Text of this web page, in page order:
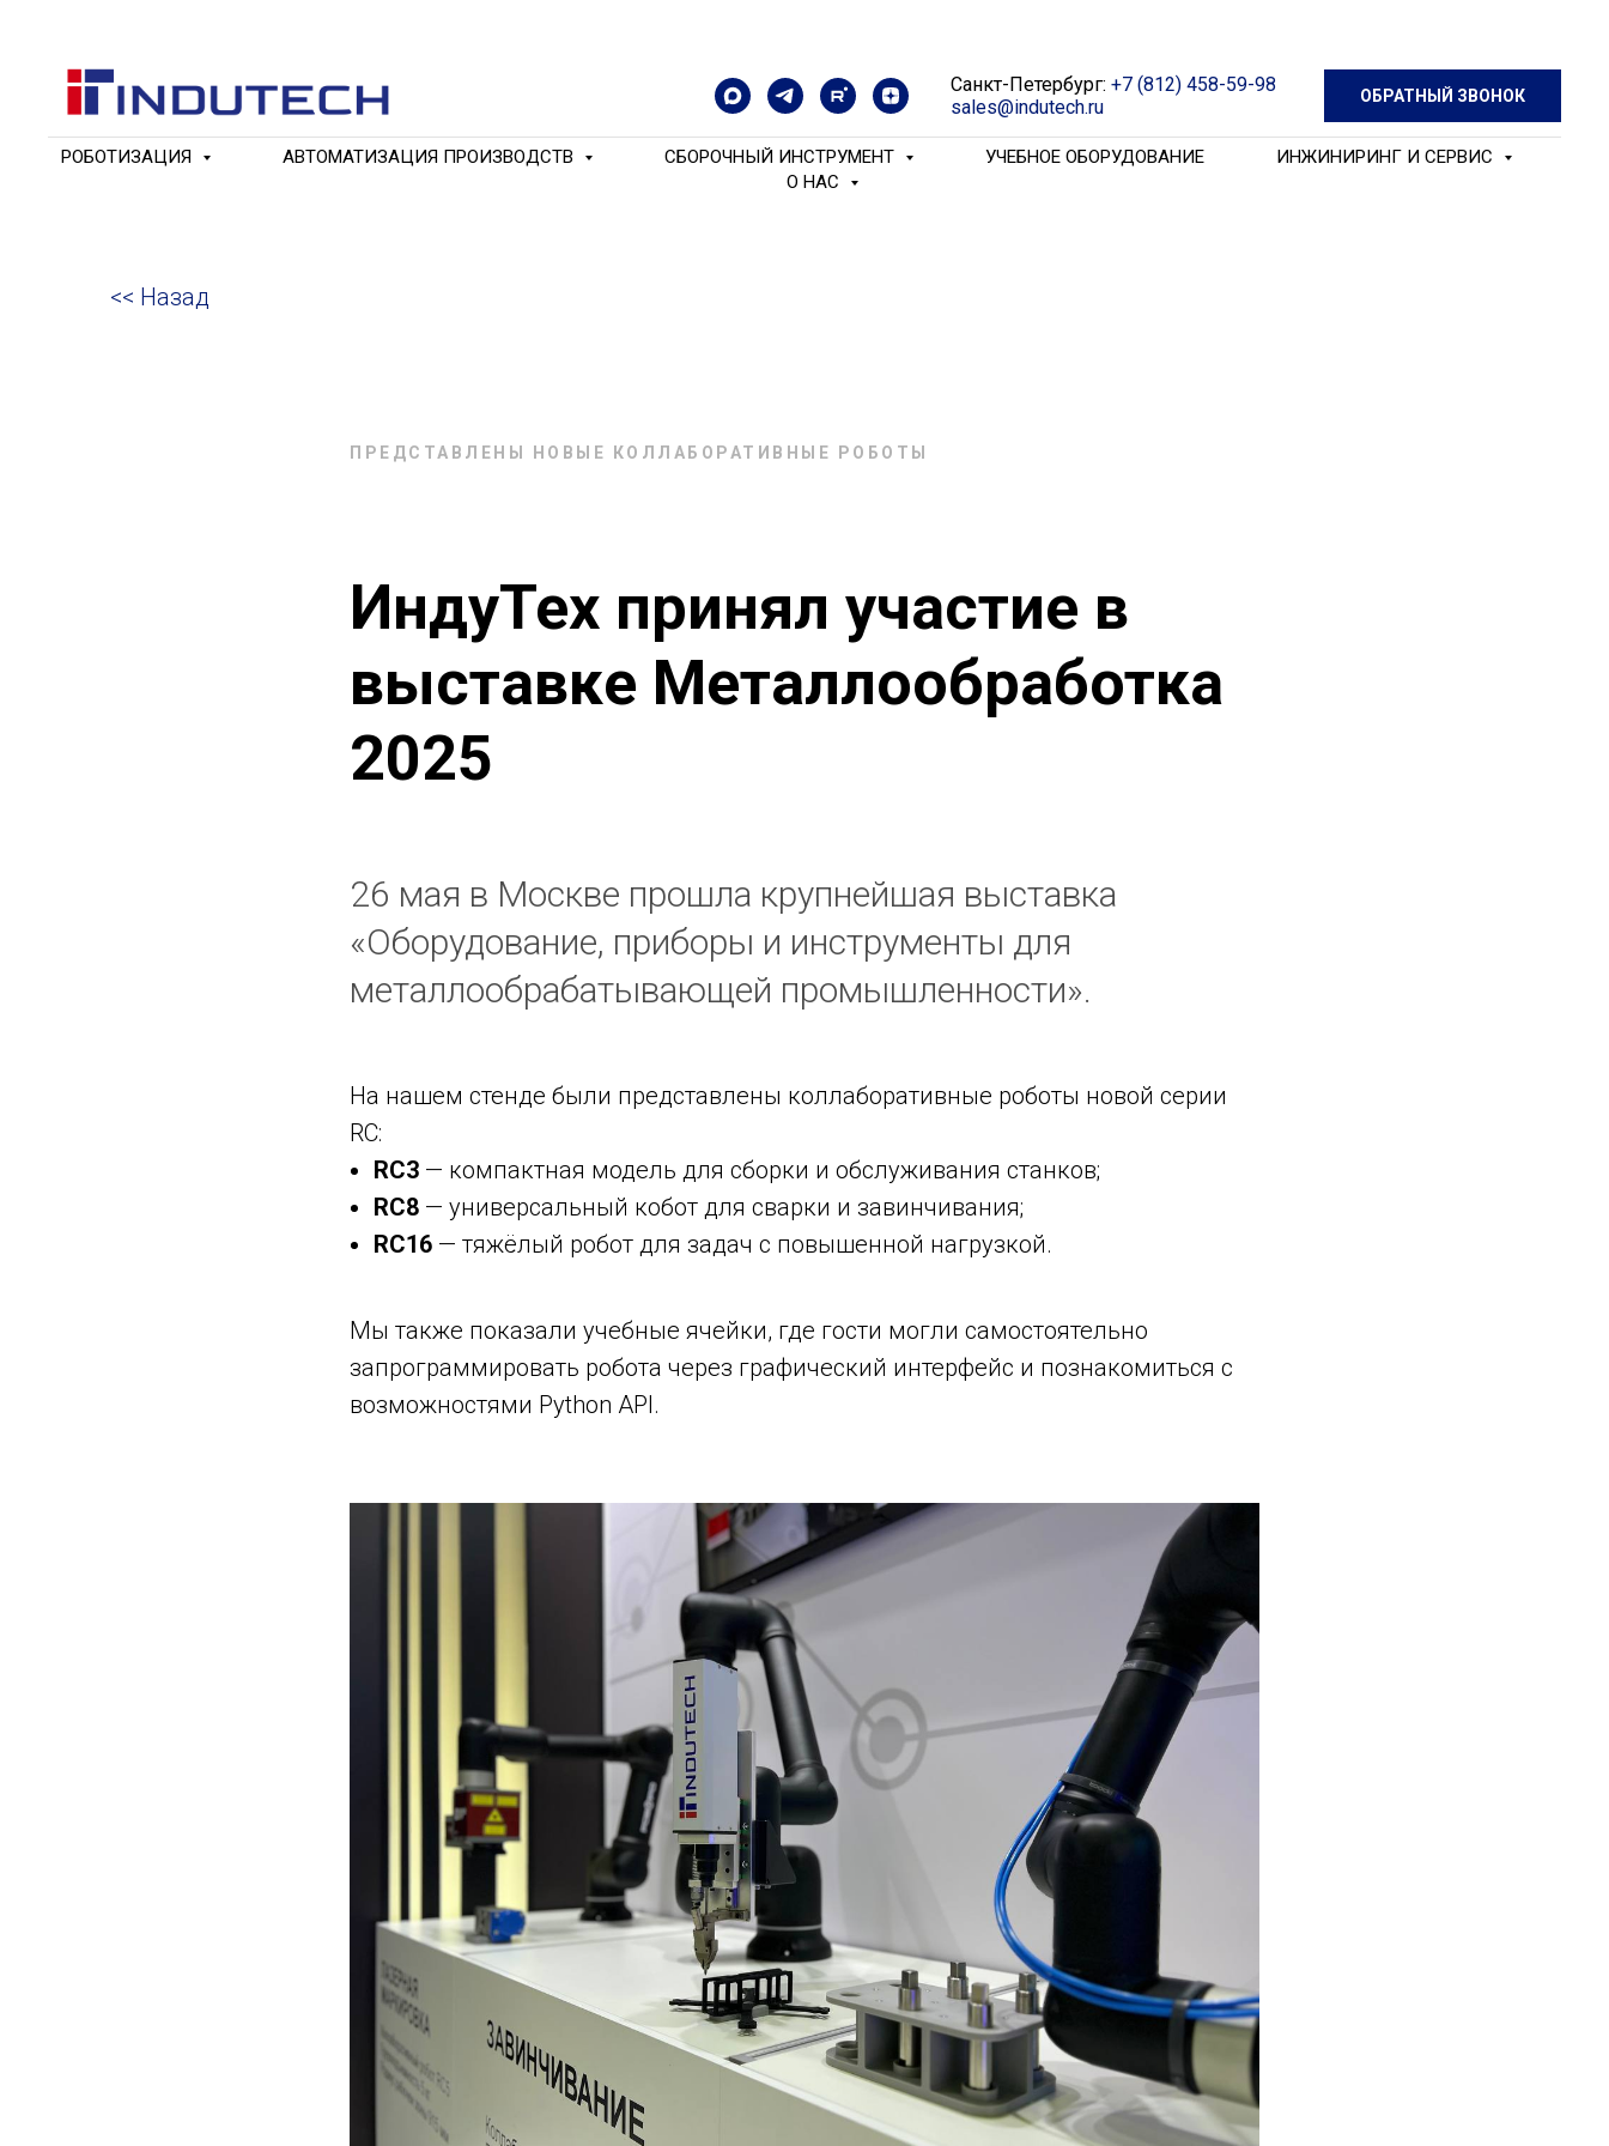
Санкт-Петербург: +7 (812) 458-59-98
sales@indutech.ru
ОБРАТНЫЙ ЗВОНОК
РОБОТИЗАЦИЯ АВТОМАТИЗАЦИЯ ПРОИЗВОДСТВ СБОРОЧНЫЙ ИНСТРУМЕНТ УЧЕБНОЕ ОБОРУДОВАНИЕ
ИНЖИНИРИНГ И СЕРВИС
O HAC
<< Назад
ПРЕДСТАВЛЕНЫ НОВЫЕ КОЛЛАБОРАТИВНЫЕ РОБОТЫ
ИндуТех принял участие в
выставке Металлообработка
2025
26 мая в Москве прошла крупнейшая выставка
«Оборудование, приборы и инструменты для
металлообрабатывающей промышленности».
На нашем стенде были представлены коллаборативные роботы новой серии
RC:
RC3 — компактная модель для сборки и обслуживания станков;
RC8 — универсальный кобот для сварки и завинчивания;
RC16 — тяжёлый робот для задач с повышенной нагрузкой.
Мы также показали учебные ячейки, где гости могли самостоятельно
запрограммировать робота через графический интерфейс и познакомиться с
возможностями Python API.